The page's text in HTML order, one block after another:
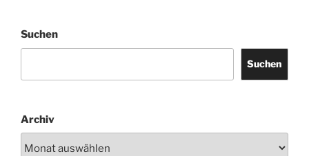
Suchen
Suchen
Archiv